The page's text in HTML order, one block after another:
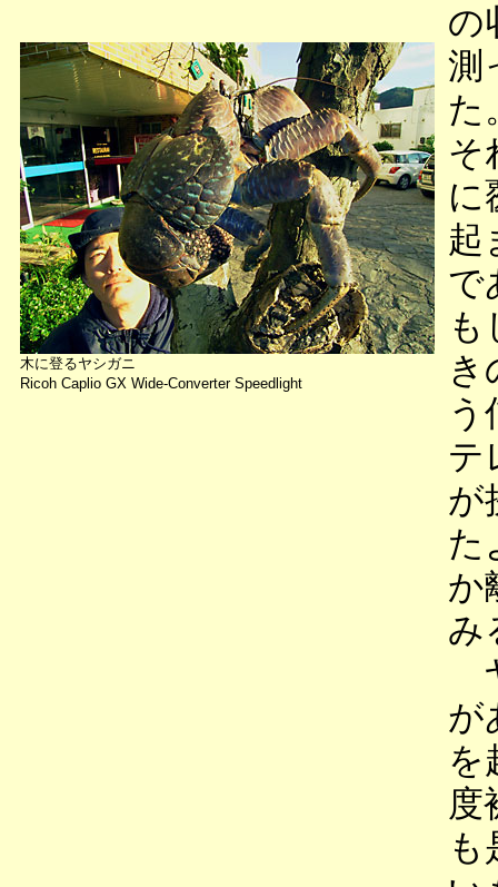
木に登るヤシガニ
Ricoh Caplio GX Wide-Converter Speedlight
の
測
た
そ
に
起
で
き
う
テ
が
た
か
み
が
を
度